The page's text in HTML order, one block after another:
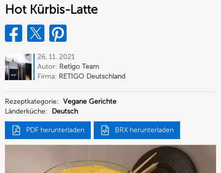
Hot Kürbis-Latte
26. 11. 2021
Autor: Retigo Team
Deutschland
Firma: RETIGO Deutschland
Rezeptkategorie: Vegane Gerichte
Länderküche:
Deutsch
PDF herunterladen BRX herunterladen